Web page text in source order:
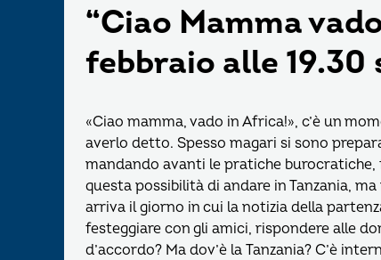
“Ciao Mamma
febbraio alle 19.30
«Ciao mamma, vado in Africa!», c’è un
averlo detto. Spesso magari si sono
mandando avanti le pratiche burocratiche,
questa possibilità di andare in Tanzania,
arriva il giorno in cui la notizia della
festeggiare con gli amici, rispondere alle
d’accordo? Ma dov’è la Tanzania? C’è